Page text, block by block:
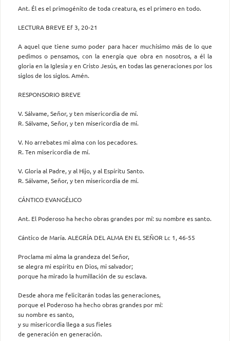
Ant. Él es el primogénito de toda creatura, es el primero en todo.
LECTURA BREVE Ef 3, 20-21
A aquel que tiene sumo poder para hacer muchísimo más de lo que
pedimos o pensamos, con la energía que obra en nosotros, a él la
gloria en la Iglesia y en Cristo Jesús, en todas las generaciones por los
siglos de los siglos. Amén.
RESPONSORIO BREVE
V. Sálvame, Señor, y ten misericordia de mí.
R. Sálvame, Señor, y ten misericordia de mí.
V. No arrebates mi alma con los pecadores.
R. Ten misericordia de mí.
V. Gloria al Padre, y al Hijo, y al Espíritu Santo.
R. Sálvame, Señor, y ten misericordia de mí.
CÁNTICO EVANGÉLICO
Ant. El Poderoso ha hecho obras grandes por mí: su nombre es santo.
Cántico de María. ALEGRÍA DEL ALMA EN EL SEÑOR Lc 1, 46-55
Proclama mi alma la grandeza del Señor,
se alegra mi espíritu en Dios, mi salvador;
porque ha mirado la humillación de su esclava.
Desde ahora me felicitarán todas las generaciones,
porque el Poderoso ha hecho obras grandes por mí:
su nombre es santo,
y su misericordia llega a sus fieles
de generación en generación.